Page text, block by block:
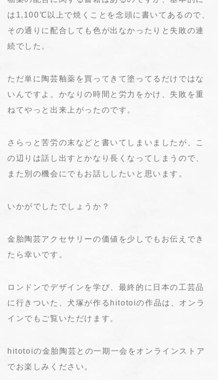
は1,100℃以上で焼くことを念頭に書いてあるので、
その通りに配合しても色が出なかったりと失敗の連
続でした。
ただ単に陶芸釉薬を買ってきて塗ってるだけではな
いんですよ。かなりの時間と労力をかけ、失敗を重
ねてやっと出来上がったのです。
さらっと苦労の末などと書いてしまいましたが、こ
の辺りは話し出すとかなり長くなってしまうので、
また別の機会にでもお話ししたいと思います。
いかがでしたでしょうか？
金胎陶芸アクセサリーの価値を少しでもお伝えでき
たら幸いです。
ロンドンでデザインを学び、最終的に日本の工芸品
に行きついた、犬塚が作るhitotoiの作品は、オンラ
インでもご覧いただけます。
hitotoiの金胎陶芸との一期一会をオンラインストア
でお楽しみください。